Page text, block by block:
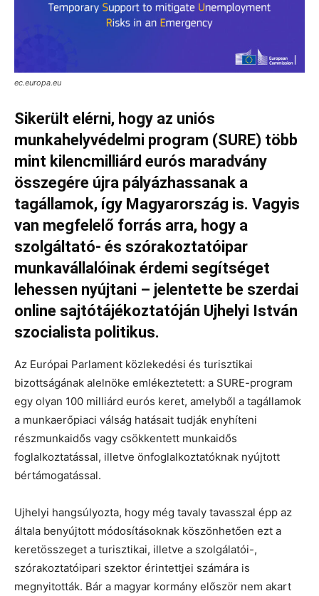
ec.europa.eu
Sikerült elérni, hogy az uniós
munkahelyvédelmi program (SURE) több
mint kilencmilliárd eurós maradvány
összegére újra pályázhassanak a
tagállamok, így Magyarország is. Vagyis
van megfelelő forrás arra, hogy a
szolgáltató- és szórakoztatóipar
munkavállalóinak érdemi segítséget
lehessen nyújtani – jelentette be szerdai
online sajtótájékoztatóján Ujhelyi István
szocialista politikus.
Az Európai Parlament közlekedési és turisztikai
bizottságának alelnöke emlékeztetett: a SURE-program
egy olyan 100 milliárd eurós keret, amelyből a tagállamok
a munkaerőpiaci válság hatásait tudják enyhíteni
részmunkaidős vagy csökkentett munkaidős
foglalkoztatással, illetve önfoglalkoztatóknak nyújtott
bértámogatással.
Ujhelyi hangsúlyozta, hogy még tavaly tavasszal épp az
általa benyújtott módosításoknak köszönhetően ezt a
keretösszeget a turisztikai, illetve a szolgálatói-,
szórakoztatóipari szektor érintettjei számára is
megnyitották. Bár a magyar kormány először nem akart